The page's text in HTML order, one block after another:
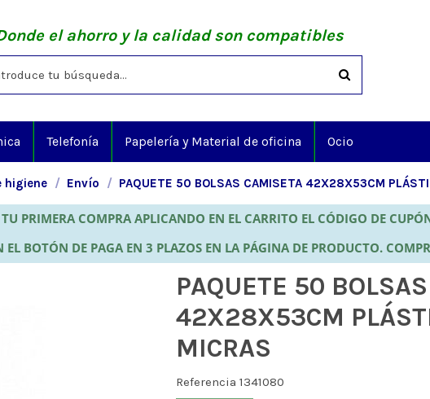
el ahorro y la calidad son compatibles
Telefonía Papelería y Material de oficina Ocio
higiene Envío PAQUETE 50 BOLSAS CAMISETA 42X28X53CM
PRIMERA COMPRA APLICANDO EN EL CARRITO EL CÓDIGO DE
BOTÓN DE PAGA EN 3 PLAZOS EN LA PÁGINA DE PRODUCTO.
PAQUETE 50
42X28X53CM
MICRAS
Referencia 1341080